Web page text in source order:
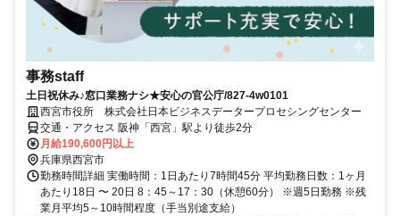
事務staff
土日祝休み♪窓口業務ナシ★安心の官公庁/827-4w0101
西宮市役所 株式会社日本ビジネスデータープロセシングセンター
交通・アクセス 阪神「西宮」駅より徒歩2分
月給190,600円以上
兵庫県西宮市
勤務時間詳細 実働時間：1日あたり7時間45分 平均勤務日数：1ヶ月
あたり18日 〜 20日 8：45～17：30（休憩60分） ※週5日勤務 ※残
業月平均5～10時間程度（手当別途支給）